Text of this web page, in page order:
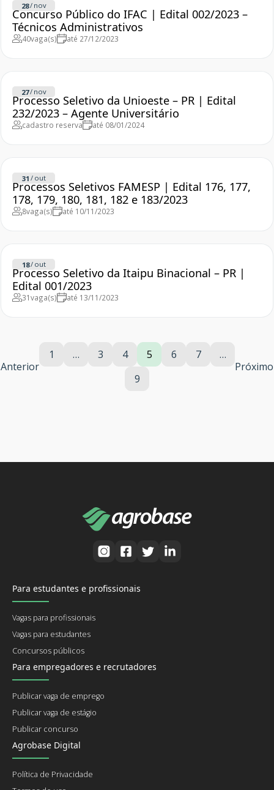
28/ nov
Concurso Público do IFAC | Edital 002/2023 –
Técnicos Administrativos
40vaga(s) até 27/12/2023
27/ nov
Processo Seletivo da Unioeste – PR | Edital
232/2023 – Agente Universitário
cadastro reserva até 08/01/2024
31 / out
Processos Seletivos FAMESP | Edital 176, 177,
178, 179, 180, 181, 182 e 183/2023
8vaga(s) até 10/11/2023
18/ out
Processo Seletivo da Itaipu Binacional – PR |
Edital 001/2023
31vaga(s) até 13/11/2023
Anterior
1 … 3 4 5 6 7
…
9
Próximo
Para estudantes e profissionais
Vagas para profissionais
Vagas para estudantes
Concursos públicos
Para empregadores e recrutadores
Publicar vaga de emprego
Publicar vaga de estágio
Publicar concurso
Agrobase Digital
Política de Privacidade